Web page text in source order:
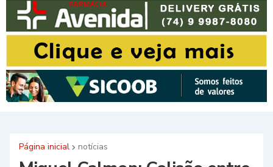
Página inicial notícias